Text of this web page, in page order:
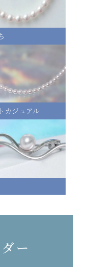
カジュアル
ー